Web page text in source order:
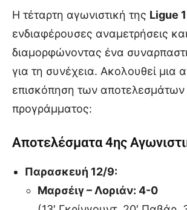
Η τέταρτη αγωνιστική της Ligue 1
ενδιαφέρουσες αναμετρήσεις
διαμορφώνοντας ένα
για τη συνέχεια. Ακολουθεί μια
επισκόπηση των αποτελεσμάτων
προγράμματος:
Αποτελέσματα 4ης
Παρασκευή 12/9:
Μαρσέιγ – Λοριάν: 4-0